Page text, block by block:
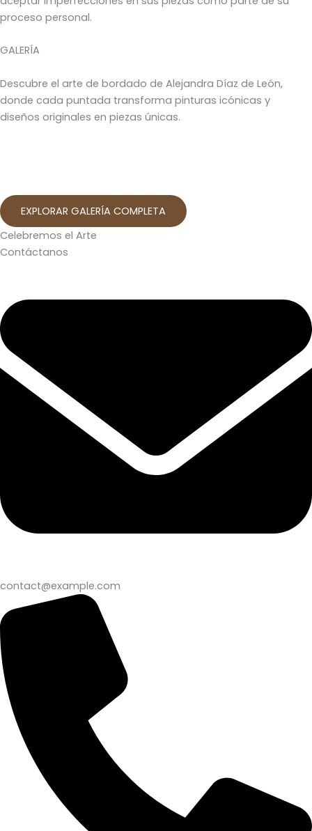
proceso personal.
GALERÍA
Descubre el arte de bordado de Alejandra Díaz de León,
donde cada puntada transforma pinturas icónicas y
diseños originales en piezas únicas.
EXPLORAR GALERÍA COMPLETA
Celebremos el Arte
Contáctanos
contact@example.com